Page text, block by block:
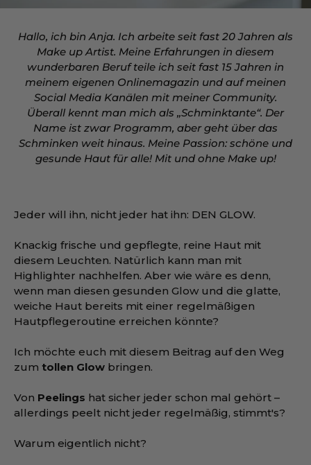
Hallo, ich bin Anja. Ich arbeite seit fast 20 Jahren als
Make up Artist. Meine Erfahrungen in diesem
wunderbaren Beruf teile ich seit fast 15 Jahren in
meinem eigenen Onlinemagazin und auf meinen
Social Media Kanälen mit meiner Community.
Überall kennt man mich als „Schminktante“. Der
Name ist zwar Programm, aber geht über das
Schminken weit hinaus. Meine Passion: schöne und
gesunde Haut für alle! Mit und ohne Make up!
Jeder will ihn, nicht jeder hat ihn: DEN GLOW.
Knackig frische und gepflegte, reine Haut mit
diesem Leuchten. Natürlich kann man mit
Highlighter nachhelfen. Aber wie wäre es denn,
wenn man diesen gesunden Glow und die glatte,
weiche Haut bereits mit einer regelmäßigen
Hautpflegeroutine erreichen könnte?
Ich möchte euch mit diesem Beitrag auf den Weg
zum tollen Glow bringen.
Von Peelings hat sicher jeder schon mal gehört –
allerdings peelt nicht jeder regelmäßig, stimmt's?
Warum eigentlich nicht?